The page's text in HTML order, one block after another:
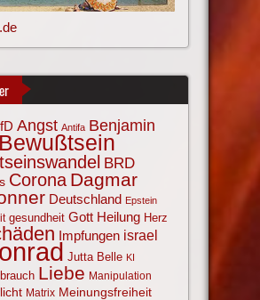
Angst Antifa Benjamin
Bewußtsein
BRD
Corona Dagmar
Deutschland Epstein
gesundheit Gott Heilung Herz
Impfungen israel
Jutta Belle KI
Liebe Manipulation
Matrix Meinungsfreiheit